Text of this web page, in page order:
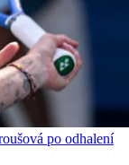
po odhalení